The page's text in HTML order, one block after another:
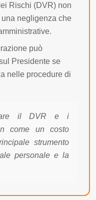
Rischi (DVR) non
una negligenza che
può
Presidente se
nelle procedure di
il DVR e i
come un costo
strumento
personale e la